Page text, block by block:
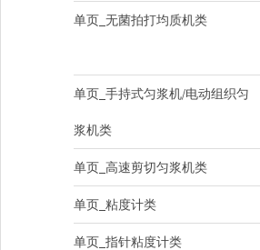
单页_无菌拍打均质机类
单页_手持式匀浆机/电动组织匀
浆机类
单页_高速剪切匀浆机类
单页_粘度计类
单页_指针粘度计类